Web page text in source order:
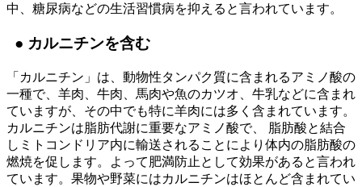
中、糖尿病などの生活習慣病を抑えると言われています。
● カルニチンを含む
「カルニチン」は、動物性タンパク質に含まれるアミノ酸の
一種で、羊肉、牛肉、馬肉や魚のカツオ、牛乳などに含まれ
ていますが、その中でも特に羊肉には多く含まれています。
カルニチンは脂肪代謝に重要なアミノ酸で、 脂肪酸と結合
しミトコンドリア内に輸送されることにより体内の脂肪酸の
燃焼を促します。よって肥満防止として効果があると言われ
ています。果物や野菜にはカルニチンはほとんど含まれてい